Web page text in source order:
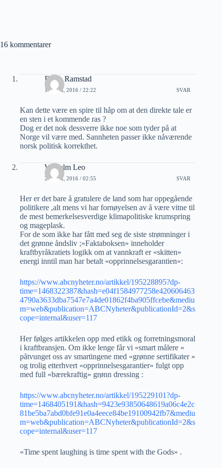
16 kommentarer
Bjørn Ramstad
19 JULI, 2016 / 22:22 SVAR
Kan dette være en spire til håp om at den direkte tale er
en sten i et kommende ras ?
Dog er det nok dessverre ikke noe som tyder på at
Norge vil være med. Sannheten passer ikke nåværende
norsk politisk korrekthet.
Wilhelm Leo
20 JULI, 2016 / 02:55 SVAR
Her er det bare å gratulere de land som har oppegående
politikere ,alt mens vi har fornøyelsen av å være vitne til
de mest bemerkelsesverdige klimapolitiske krumspring
og mageplask.
For de som ikke har fått med seg de siste strømninger i
det grønne åndsliv ;»Faktaboksen» inneholder
kraftbyråkratiets logikk om at vannkraft er «skitten»
energi inntil man har betalt «opprinnelsesgarantien»:
https://www.abcnyheter.no/artikkel/195228895?dp-
time=1468322387&hash=e04f1584977258e420606463
4790a3633dba7547e7a4de01862f4ba905ffcebe&mediu
m=web&publication=ABCNyheter&publicationId=2&s
cope=internal&user=117
Her følges artikkelen opp med etikk og forretningsmoral
i kraftbransjen. Om ikke lenge får vi «smart målere »
påtvunget oss av smartingene med «grønne sertifikater »
og trolig etterhvert «opprinnelsesgarantier» fulgt opp
med full «bærekraftig» grønn dressing :
https://www.abcnyheter.no/artikkel/195229101?dp-
time=1468405191&hash=9423e93850648619a06c4e2c
81be5ba7abd0bfe91e0a4eece84be19100942fb7&mediu
m=web&publication=ABCNyheter&publicationId=2&s
cope=internal&user=117
«Time spent laughing is time spent with the Gods» .